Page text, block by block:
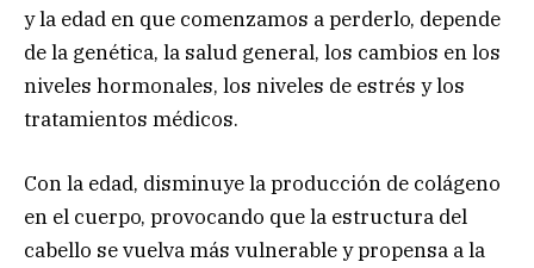
y la edad en que comenzamos a perderlo, depende
de la genética, la salud general, los cambios en los
niveles hormonales, los niveles de estrés y los
tratamientos médicos.
Con la edad, disminuye la producción de colágeno
en el cuerpo, provocando que la estructura del
cabello se vuelva más vulnerable y propensa a la